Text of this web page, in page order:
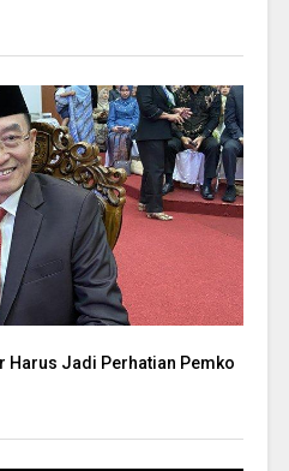
Harus Jadi Perhatian Pemko